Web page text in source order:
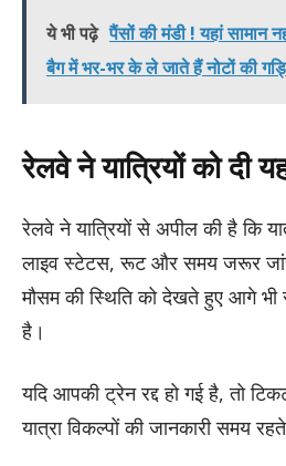
ये भी पढ़े पैंसों की मंडी ! यहां सामान
बैग में भर-भर के ले जाते हैं नोटों की
रेलवे ने यात्रियों को दी
रेलवे ने यात्रियों से अपील की है कि
लाइव स्टेटस, रूट और समय जरूर
मौसम की स्थिति को देखते हुए आगे
है।
यदि आपकी ट्रेन रद्द हो गई है, तो
यात्रा विकल्पों की जानकारी समय